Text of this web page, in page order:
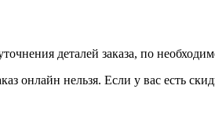
деталей заказа, по
онлайн нельзя. Если у вас есть